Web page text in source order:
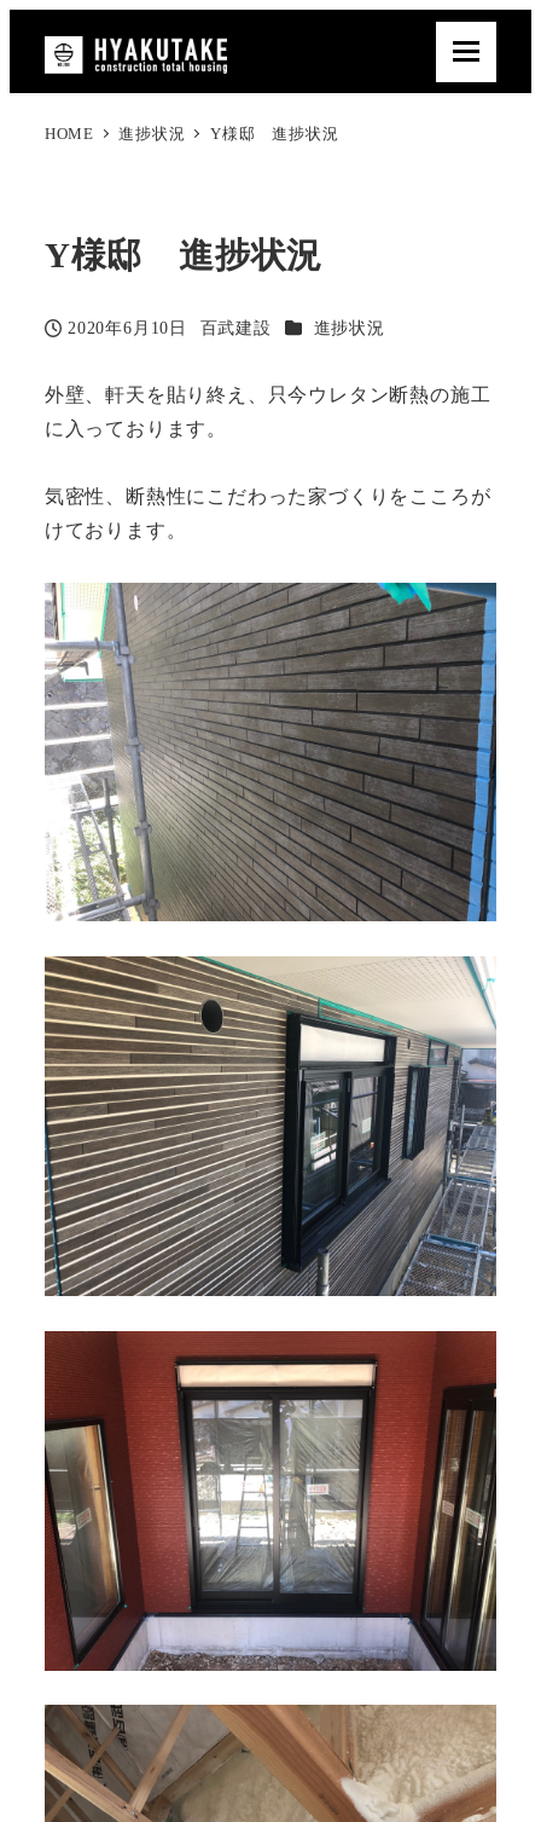
HOME 進捗状況 Y様邸 進捗状況
Y様邸 進捗状況
投稿日
2020年6月10日
著
百武建設 カテゴリー
進捗状況
外壁、軒天を貼り終え、只今ウレタン断熱の施工
に入っております。
気密性、断熱性にこだわった家づくりをこころが
けております。